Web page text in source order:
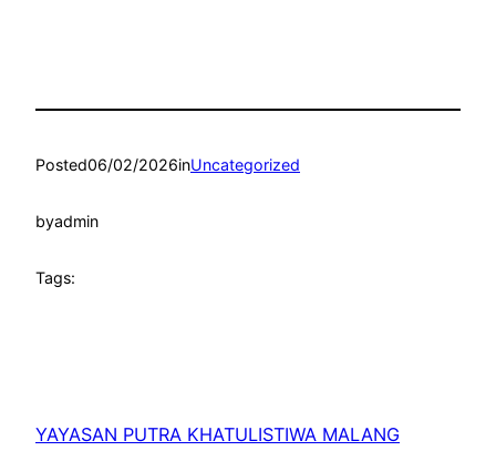
Posted06/02/2026inUncategorized
byadmin
Tags:
YAYASAN PUTRA KHATULISTIWA MALANG